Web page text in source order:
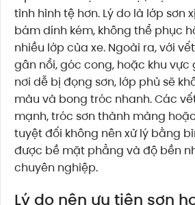
tình hình tệ hơn. Lý do là lớp sơn
bám dính kém, không thể phục
nhiều lớp của xe. Ngoài ra, với
gân nổi, góc cong, hoặc khu vực
nơi dễ bị đọng sơn, lớp phủ sẽ
màu và bong tróc nhanh. Các
mạnh, tróc sơn thành mảng
tuyệt đối không nên xử lý bằng
được bề mặt phẳng và độ bền
chuyên nghiệp.
Lý do nên ưu tiên sơn